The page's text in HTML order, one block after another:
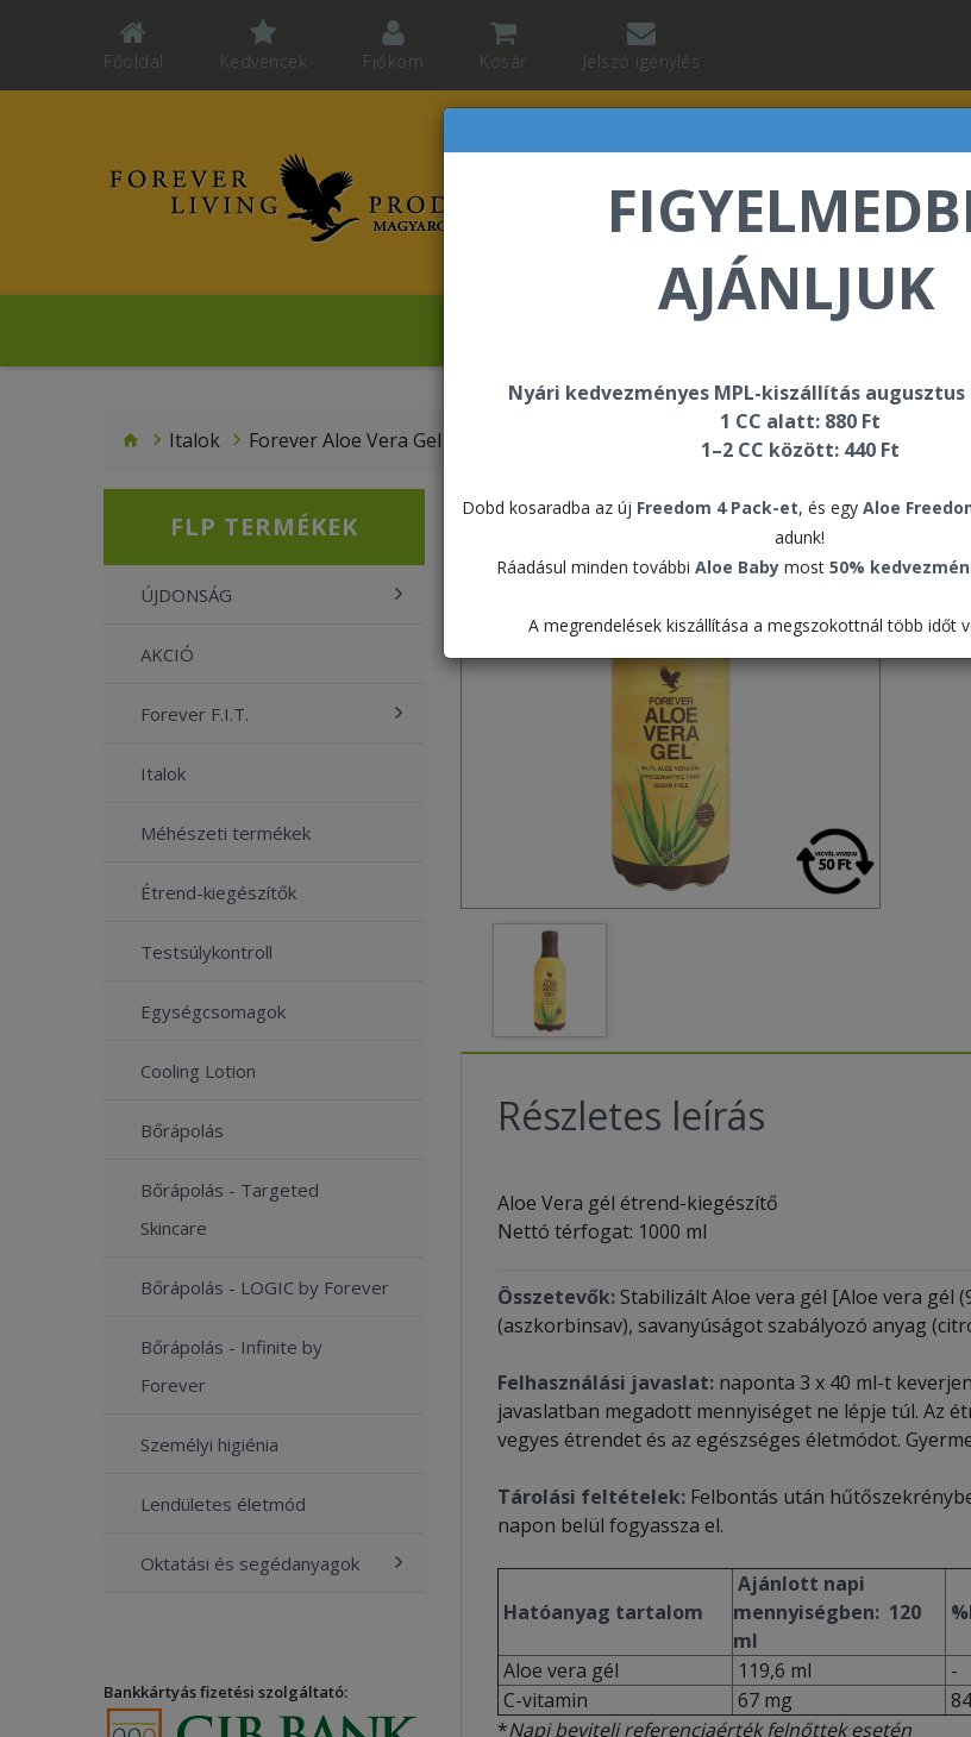
AJÁNLJUK
Nyári kedvezményes MPL-kiszállítás augusztus
1 CC alatt: 880 Ft
1–2 CC között: 440 Ft
Dobd kosaradba az új Freedom 4 Pack-et, és egy Aloe
adunk!
Ráadásul minden további Aloe Babymost 50%
A megrendelések kiszállítása a megszokottnál több időt
Főoldal Kedvencek Fiókom Kosár Jelszó igénylés
Italok Forever Aloe Vera Gel PET
FLP TERMÉKEK
ÚJDONSÁG
AKCIÓ
Forever F.I.T.
Italok
Méhészeti termékek
Étrend-kiegészítők
Testsúlykontroll
Egységcsomagok
Cooling Lotion
Bőrápolás
Bőrápolás - Targeted
Skincare
Bőrápolás - LOGIC by Forever
Bőrápolás - Infinite by
Forever
Személyi higiénia
Lendületes életmód
Oktatási és segédanyagok
Bankkártyás fizetési szolgáltató:
Részletes leírás
Aloe Vera gél étrend-kiegészítő
Nettó térfogat: 1000 ml
Összetevők: Stabilizált Aloe vera gél [Aloe vera gél
(aszkorbinsav), savanyúságot szabályozó anyag
Felhasználási javaslat: naponta 3 x 40 ml-t
javaslatban megadott mennyiséget ne lépje túl. Az
vegyes étrendet és az egészséges életmódot.
Tárolási feltételek: Felbontás után
napon belül fogyassza el.
Hatóanyag tartalom
Ajánlott napi
mennyiségben: 120
ml
Aloe vera gél 119,6 ml
-
C-vitamin
67 mg
*Napi beviteli referenciaérték felnőttek esetén